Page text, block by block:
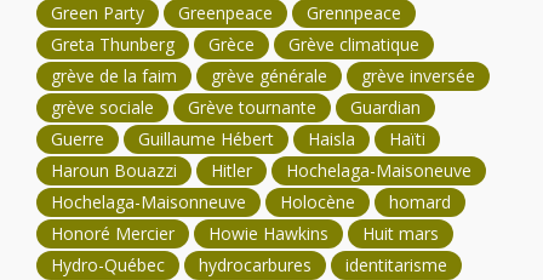
Green Party
Greenpeace
Grennpeace
Greta Thunberg
Grèce
Grève climatique
grève de la faim
grève générale
grève inversée
grève sociale
Grève tournante
Guardian
Guerre
Guillaume Hébert Haisla
Haïti
Haroun Bouazzi
Hitler
Hochelaga-Maisoneuve
Hochelaga-Maisonneuve
Holocène
homard
Honoré Mercier
Howie Hawkins
Huit mars
Hydro-Québec
hydrocarbures
identitarisme